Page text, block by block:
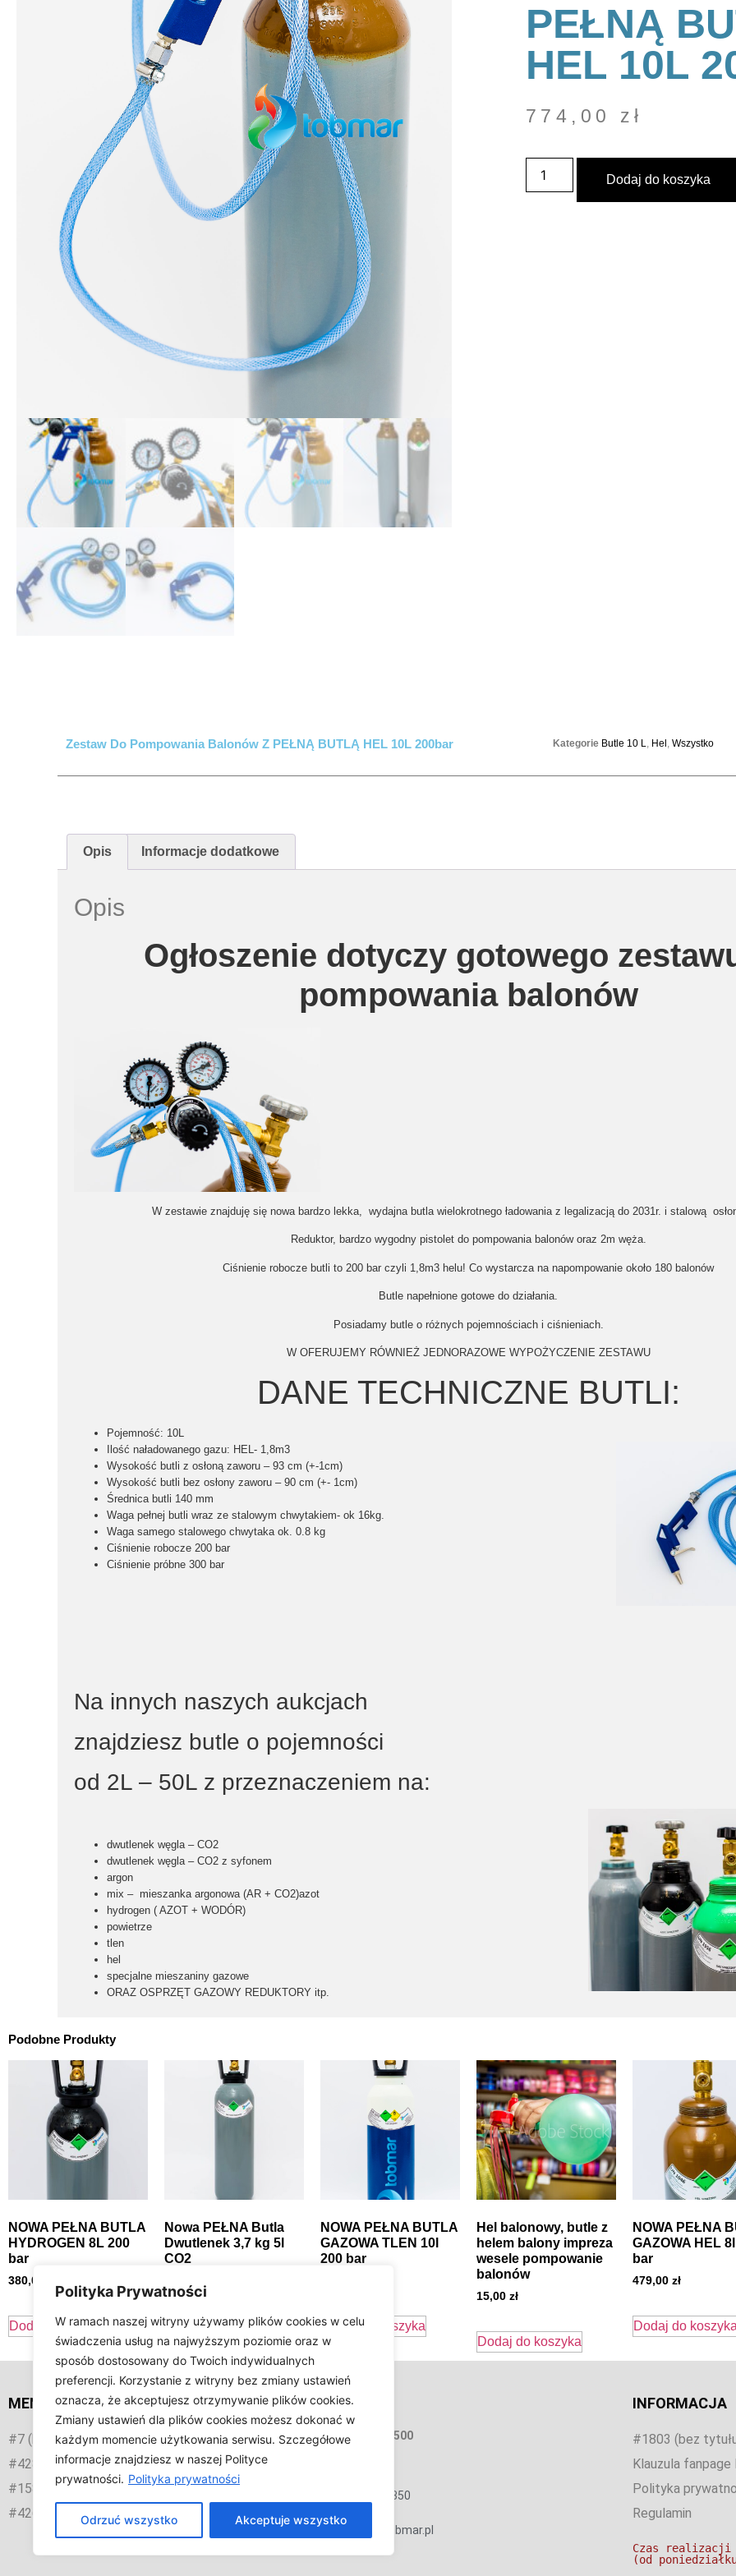
Polityka Prywatności
W ramach naszej witryny używamy plików cookies w celu
świadczenia usług na najwyższym poziomie oraz w
sposób dostosowany do Twoich indywidualnych
preferencji. Korzystanie z witryny bez zmiany ustawień
oznacza, że akceptujesz otrzymywanie plików cookies.
Zmiany ustawień dla plików cookies możesz dokonać w
każdym momencie użytkowania serwisu. Szczegółowe
informacje znajdziesz w naszej Polityce
prywatności. Polityka prywatności
Odrzuć wszystko Akceptuje wszystko
PEŁNĄ
HEL 10L
774,00 zł
Dodaj do koszyka
Zestaw Do Pompowania Balonów Z PEŁNĄ BUTLĄ HEL 10L 200bar Kategorie Butle 10 L, Hel ,Wszystko
Opis Informacje dodatkowe
Opis
Ogłoszenie dotyczy gotowego
pompowania balonów
W zestawie znajduję się nowa bardzo lekka, wydajna butla wielokrotnego ładowania z legalizacją do 2031r. i stalową
Reduktor, bardzo wygodny pistolet do pompowania balonów oraz 2m węża.
Ciśnienie robocze butli to 200 bar czyli 1,8m3 helu! Co wystarcza na napompowanie około 180 balonów
Butle napełnione gotowe do działania.
Posiadamy butle o różnych pojemnościach i ciśnieniach.
W OFERUJEMY RÓWNIEŻ JEDNORAZOWE WYPOŻYCZENIE ZESTAWU
DANE TECHNICZNE BUTLI:
Pojemność: 10L
Ilość naładowanego gazu: HEL- 1,8m3
Wysokość butli z osłoną zaworu –93 cm (+-1cm)
Wysokość butli bez osłony zaworu – 90 cm (+- 1cm)
Średnica butli 140 mm
Waga pełnej butli wraz ze stalowym chwytakiem- ok 16kg.
Waga samego stalowego chwytaka ok. 0.8 kg
Ciśnienie robocze 200 bar
Ciśnienie próbne 300 bar
Na innych naszych aukcjach
znajdziesz butle o pojemności
od 2L – 50L z przeznaczeniem na:
dwutlenek węgla – CO2
dwutlenek węgla – CO2 z syfonem
argon
mix – mieszanka argonowa (AR + CO2)azot
hydrogen ( AZOT + WODÓR)
powietrze
tlen
hel
specjalne mieszaniny gazowe
ORAZ OSPRZĘT GAZOWY REDUKTORY itp.
Podobne Produkty
NOWA PEŁNA BUTLA
HYDROGEN 8L 200
bar
380,00
Dodaj do koszyka
Nowa PEŁNA Butla
Dwutlenek 3,7 kg 5l
CO2
Dodaj do koszyka
NOWA PEŁNA BUTLA
GAZOWA TLEN 10l
200 bar
Dodaj do koszyka
Hel balonowy, butle z
helem balony impreza
wesele pompowanie
balonów
15,00 zł
Dodaj do koszyka
NOWA PEŁNA
GAZOWA HEL
bar
479,00 zł
Dodaj do
MENU
#7 (bez tytułu)
#428 (bez tytułu)
#158 (bez tytułu)
#426 (bez tytułu)
KONTAKT
Gostynin, 09-500
665 156 350
biuro@tobmar.pl
INFORMACJA
#1803 (bez
Klauzula fanpage
Polityka
Regulamin
Czas realizacji
(od